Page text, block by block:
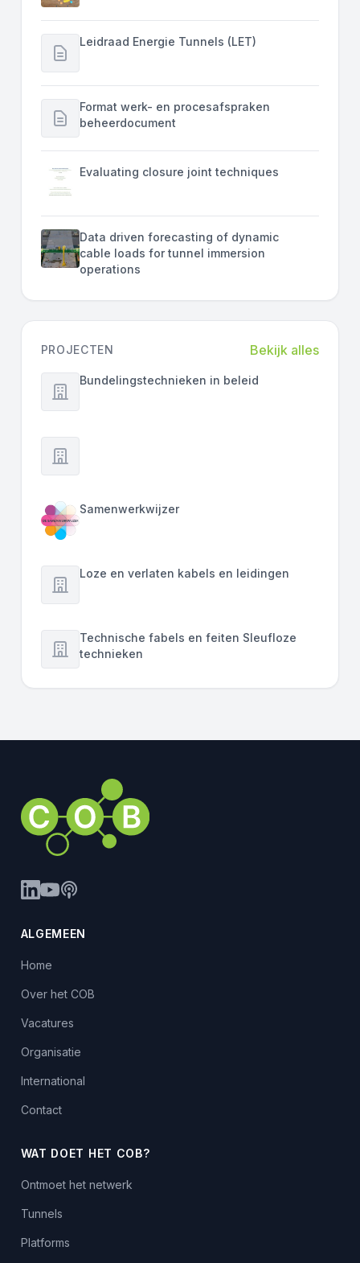
Leidraad Energie Tunnels (LET)
Format werk- en procesafspraken
beheerdocument
Evaluating closure joint techniques
Data driven forecasting of dynamic
cable loads for tunnel immersion
operations
PROJECTEN Bekijk alles
Bundelingstechnieken in beleid
Samenwerkwijzer
Loze en verlaten kabels en leidingen
Technische fabels en feiten Sleufloze
technieken
ALGEMEEN
Home
Over het COB
Vacatures
Organisatie
International
Contact
WAT DOET HET COB?
Ontmoet het netwerk
Tunnels
Platforms